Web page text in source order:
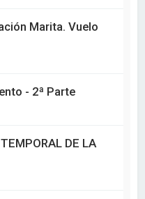
Marita. Vuelo
- 2ª Parte
DE LA